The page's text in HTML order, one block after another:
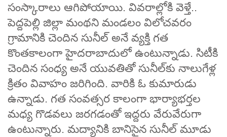
సంస్కారాలు ఆగిపోయాయి. వివరాల్లోకి వెళ్తే..
పెద్దపెల్లి జిల్లా మంథని మండలం విలోచవరం
గ్రామానికి చెందిన సునీల్ అనే వ్యక్తి గత
కొంతకాలంగా హైదరాబాదులో ఉంటున్నాడు. సిటీకి
చెందిన సంధ్య అనే యువతితో సునీల్‌కు నాలుగేళ్ల
క్రితం వివాహం జరిగింది. వారికి ఓ కుమారుడు
ఉన్నాడు. గత సంవత్సర కాలంగా భార్యాభర్తల
మధ్య గొడవలు జరగడంతో ఇద్దరు వేరువేరుగా
ఉంటున్నారు. మద్యానికి బానిసైన సునీల్ మూడు